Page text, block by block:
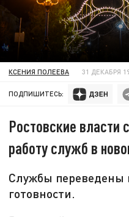
КСЕНИЯ ПОЛЕЕВА 31 ДЕКАБРЯ
ПОДПИШИТЕСЬ:
Ростовские власти
работу служб в
Службы
готовности.